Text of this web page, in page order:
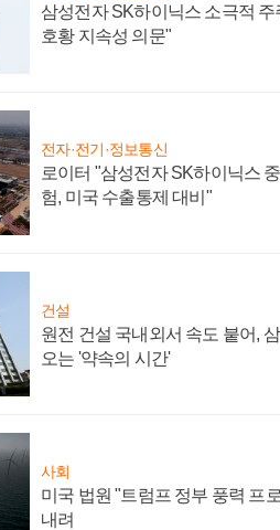
삼성전자 SK하이닉스 소극적
호황 지속성 의문"
전자·전기·정보통신
로이터 "삼성전자 SK하이닉스
험, 미국 수출통제 대비"
건설
원전 건설 국내외서 속도 붙어,
오는 '약속의 시간'
사회
미국 법원 "트럼프 정부 풍력 프
내려